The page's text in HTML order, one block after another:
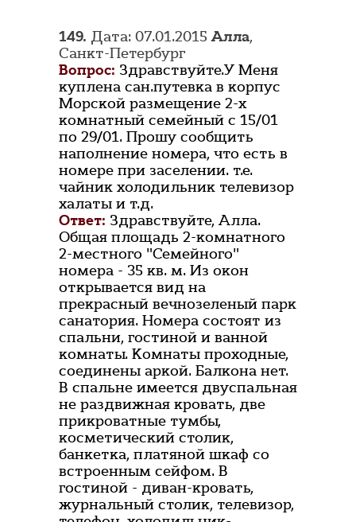
149. Дата: 07.01.2015Алла,
Санкт-Петербург
Вопрос: Здравствуйте.У Меня
куплена сан.путевка в корпус
Морской размещение 2-х
комнатный семейный с 15/01
по 29/01. Прошу сообщить
наполнение номера, что есть в
номере при заселении. т.е.
чайник холодильник телевизор
халаты и т.д.
Ответ: Здравствуйте, Алла.
Общая площадь 2-комнатного
2-местного "Семейного"
номера - 35 кв. м. Из окон
открывается вид на
прекрасный вечнозеленый парк
санатория. Номера состоят из
спальни, гостиной и ванной
комнаты. Комнаты проходные,
соединены аркой. Балкона нет.
В спальне имеется двуспальная
не раздвижная кровать, две
прикроватные тумбы,
косметический столик,
банкетка, платяной шкаф со
встроенным сейфом. В
гостиной - диван-кровать,
журнальный столик, телевизор,